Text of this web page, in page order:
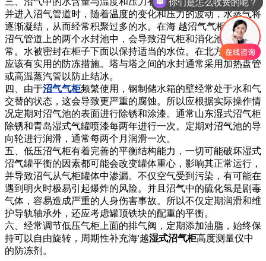
并进入沼气管道时，随着温度的变化和压力的波动，水蒸气将
逐渐凝结，从而经常积聚过多的水。在海 越沼气气柜下方的
沼气管道上的两个水封池中，会导致沼气柜和消化池中压力异
常。水被密封在柜子下面以保持适当的水位。在北方的冬天，
应该有实用的防冻措施。塔与塔之间的水封通常采用加热盘管
或高温蒸汽管以防止结冰。
四、由于沼气气柜频繁使用，钢制储水箱的壁经常处于水和气
交替的状态，这会导致更严重的腐蚀。所以应根据实际操作情
况定期对沼气池的表面进行除锈和涂漆。通常山东湿式沼气柜
除锈和青岛湿式气罐喷漆每两年进行一次。定期对沼气池的导
向轮进行润滑，通常每两个月润滑一次。
五、低压沼气柜有着完善的平衡结构能力，一切可能破坏湿式
沼气罐平衡的因素都可能会改变罐体重心，影响其正常运行，
并导致沼气从气柜罐体中渗漏。不仅空气受到污染，有可能在
遇到明火时极易引起爆炸的风险。并且沼气中的硫化氢是剧毒
气体，容易造成严重的人身伤害事故。所以不仅定期润滑和维
护导轨轴承外，还应考虑罐顶铁块的配重的平衡。
六、经常调节低压气柜上面的排气阀，定期添加油脂，始终保
持可以自由旋转，周期性补充海'越湿式沼气柜高度测量仪中
的防冻剂。